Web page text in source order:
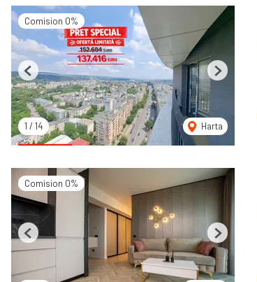
Comision 0%
1 / 14 Harta
Previous Next
Comision 0%
Previous Next